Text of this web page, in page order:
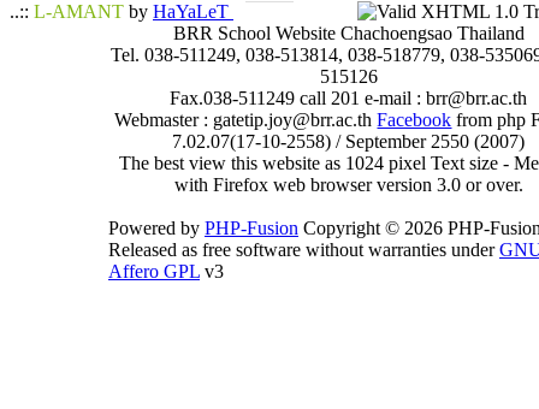
..:: L-AMANT by HaYaLeT
BRR School Website Chachoengsao Thailand
Tel. 038-511249, 038-513814, 038-518779, 038-
515126
Fax.038-511249 call 201 e-mail : brr@brr.ac.th
Webmaster : gatetip.joy@brr.ac.thFacebook from php
7.02.07(17-10-2558) / September 2550 (2007)
The best view this website as 1024 pixel Text size -
with Firefox web browser version 3.0 or over.
Powered by PHP-Fusion Copyright © 2026 PHP-
Released as free software without warranties under
Affero GPL v3